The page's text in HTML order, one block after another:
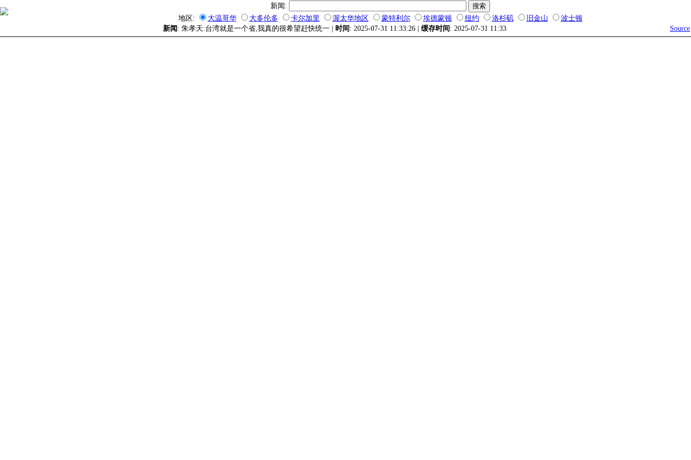
新闻:
地区:
大温哥华 大多伦多 卡尔加里 渥太华地区 蒙特利尔 埃德蒙顿 纽约 洛杉矶 旧金山
波士顿
新闻 : 朱孝天:台湾就是一个省,我真的很希望赶快统一 | 时间 : 2025-07-31 11:33:26 | 缓存时间 : 2025-07-31 11:33 Source